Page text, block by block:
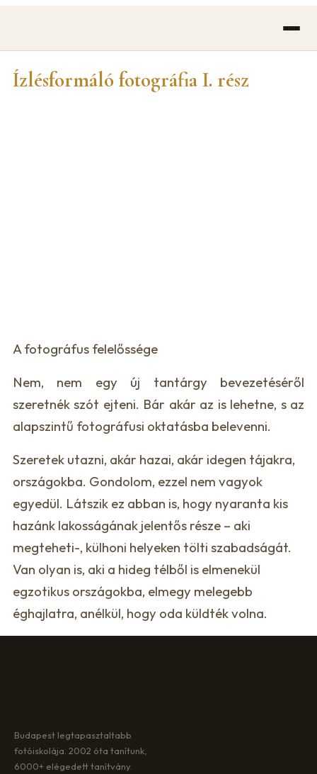
Ízlésformáló fotográfia I. rész
A fotográfus felelőssége
Nem, nem egy új tantárgy bevezetéséről
szeretnék szót ejteni. Bár akár az is lehetne, s az
alapszintű fotográfusi oktatásba belevenni.
Szeretek utazni, akár hazai, akár idegen tájakra,
országokba. Gondolom, ezzel nem vagyok
egyedül. Látszik ez abban is, hogy nyaranta kis
hazánk lakosságának jelentős része – aki
megteheti-, külhoni helyeken tölti szabadságát.
Van olyan is, aki a hideg télből is elmenekül
egzotikus országokba, elmegy melegebb
éghajlatra, anélkül, hogy oda küldték volna.
Budapest legtapasztaltabb
fotóiskolája. 2002 óta tanítunk,
6000+ elégedett tanítvány.